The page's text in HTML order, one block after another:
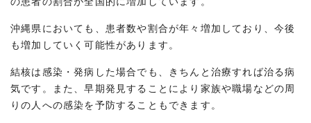
沖縄県においても、患者数や割合が年々増加しており、今後
も増加していく可能性があります。
結核は感染・発病した場合でも、きちんと治療すれば治る病
気です。また、早期発見することにより家族や職場などの周
りの人への感染を予防することもできます。